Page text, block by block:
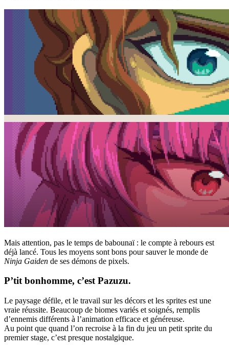
Mais attention, pas le temps de babounaï : le compte à rebours est
déjà lancé. Tous les moyens sont bons pour sauver le monde de
Ninja Gaiden de ses démons de pixels.
P’tit bonhomme, c’est Pazuzu.
Le paysage défile, et le travail sur les décors et les sprites est une
vraie réussite. Beaucoup de biomes variés et soignés, remplis
d’ennemis différents à l’animation efficace et généreuse.
Au point que quand l’on recroise à la fin du jeu un petit sprite du
premier stage, c’est presque nostalgique.